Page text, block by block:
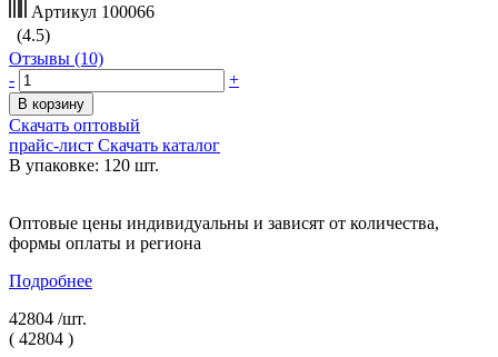
Артикул 100066
(4.5)
Отзывы (10)
-
+
В корзину
Скачать оптовый
прайс-лист Скачать каталог
В упаковке: 120 шт.
Оптовые цены индивидуальны и зависят от количества,
формы оплаты и региона
Подробнее
42804 /шт.
( 42804 )